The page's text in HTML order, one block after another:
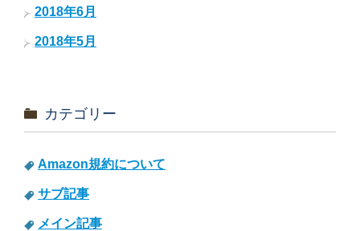
2018年6月
2018年5月
カテゴリー
Amazon規約について
サブ記事
メイン記事